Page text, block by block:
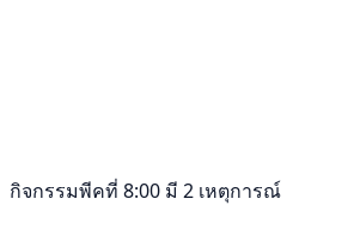
กิจกรรมพีคที่ 8:00 มี 2 เหตุการณ์